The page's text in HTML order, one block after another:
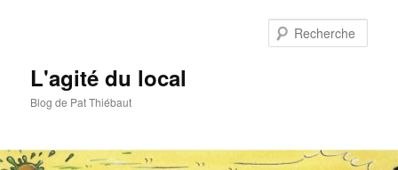
L'agité du local
Blog de Pat Thiébaut